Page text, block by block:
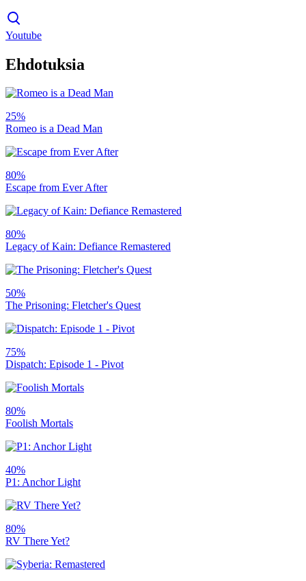
Youtube
Ehdotuksia
25%
Romeo is a Dead Man
80%
Escape from Ever After
80%
Legacy of Kain: Defiance Remastered
50%
The Prisoning: Fletcher's Quest
75%
Dispatch: Episode 1 - Pivot
80%
Foolish Mortals
40%
P1: Anchor Light
80%
RV There Yet?